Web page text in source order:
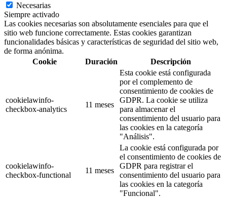
Necesarias
Siempre activado
Las cookies necesarias son absolutamente esenciales para que el
sitio web funcione correctamente. Estas cookies garantizan
funcionalidades básicas y características de seguridad del sitio web,
de forma anónima.
Cookie
Duración Descripción
cookielawinfo-
checkbox-analytics
11 meses
Esta cookie está configurada
por el complemento de
consentimiento de cookies de
GDPR. La cookie se utiliza
para almacenar el
consentimiento del usuario para
las cookies en la categoría
"Análisis".
cookielawinfo-
checkbox-functional
11 meses
La cookie está configurada por
el consentimiento de cookies de
GDPR para registrar el
consentimiento del usuario para
las cookies en la categoría
"Funcional".